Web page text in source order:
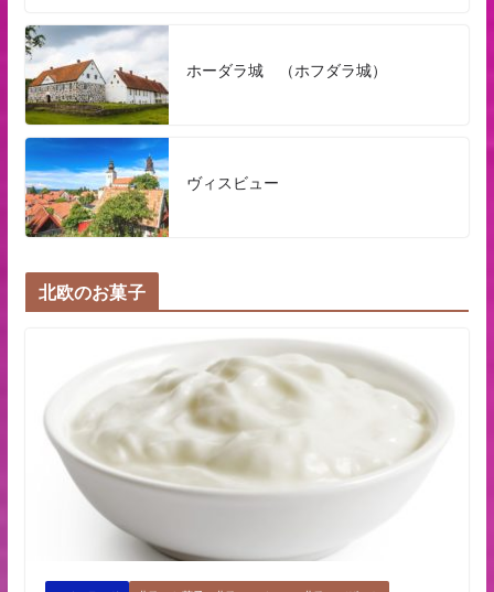
ホーダラ城 （ホフダラ城）
ヴィスビュー
北欧のお菓子